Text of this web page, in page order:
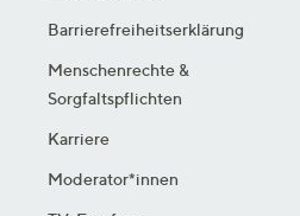
Barrierefreiheitserklärung
Menschenrechte &
Sorgfaltspflichten
Karriere
Moderator*innen